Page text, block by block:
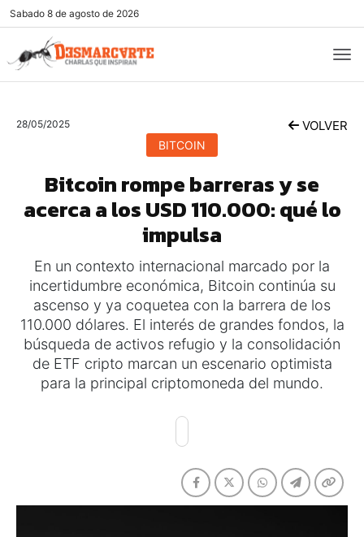
Sabado 8 de agosto de 2026
28/05/2025 VOLVER
BITCOIN
Bitcoin rompe barreras y se
acerca a los USD 110.000: qué lo
impulsa
En un contexto internacional marcado por la
incertidumbre económica, Bitcoin continúa su
ascenso y ya coquetea con la barrera de los
110.000 dólares. El interés de grandes fondos, la
búsqueda de activos refugio y la consolidación
de ETF cripto marcan un escenario optimista
para la principal criptomoneda del mundo.